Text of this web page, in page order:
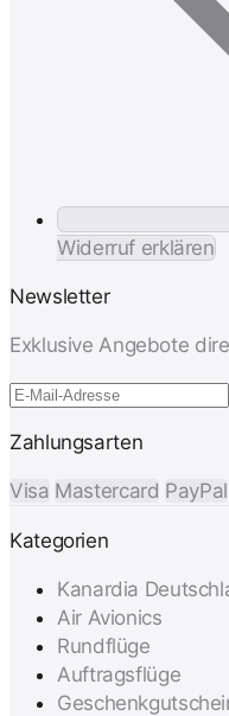
Widerruf erklären
Newsletter
Exklusive Angebote
Zahlungsarten
Visa Mastercard PayPal
Kategorien
Kanardia
Air Avionics
Rundflüge
Auftragsflüge